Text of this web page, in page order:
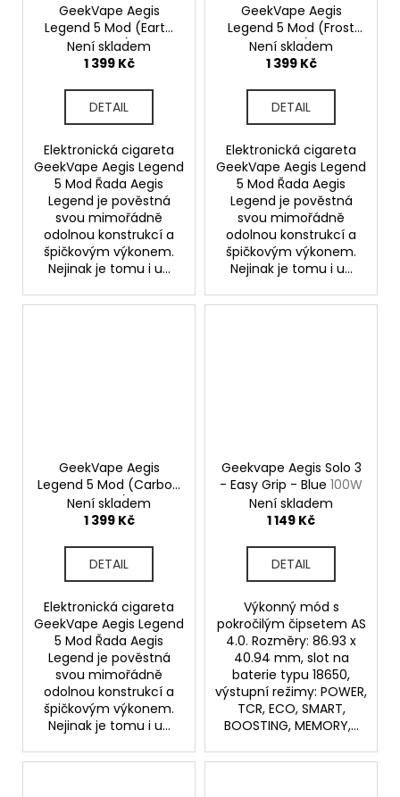
GeekVape Aegis
Legend 5 Mod (Earth
Brown)
Není skladem
1 399 Kč
DETAIL
Elektronická cigareta
GeekVape Aegis Legend
5 Mod Řada Aegis
Legend je pověstná
svou mimořádně
odolnou konstrukcí a
špičkovým výkonem.
Nejinak je tomu i u...
GeekVape Aegis
Legend 5 Mod (Frost
Silver)
Není skladem
1 399 Kč
DETAIL
Elektronická cigareta
GeekVape Aegis Legend
5 Mod Řada Aegis
Legend je pověstná
svou mimořádně
odolnou konstrukcí a
špičkovým výkonem.
Nejinak je tomu i u...
GeekVape Aegis
Legend 5 Mod (Carbon
Black)
Není skladem
1 399 Kč
DETAIL
Elektronická cigareta
GeekVape Aegis Legend
5 Mod Řada Aegis
Legend je pověstná
svou mimořádně
odolnou konstrukcí a
špičkovým výkonem.
Nejinak je tomu i u...
Geekvape Aegis Solo 3
- Easy Grip - Blue 100W
Není skladem
1 149 Kč
DETAIL
Výkonný mód s
pokročilým čipsetem AS
4.0. Rozměry: 86.93 x
40.94 mm, slot na
baterie typu 18650,
výstupní režimy: POWER,
TCR, ECO, SMART,
BOOSTING, MEMORY,...